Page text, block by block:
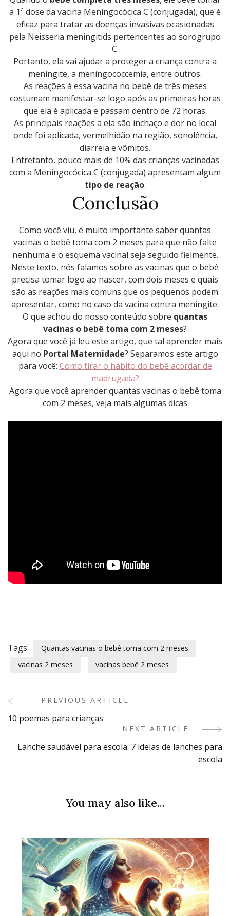
a 1ª dose da vacina Meningocócica C (conjugada), que é
eficaz para tratar as doenças invasivas ocasionadas
pela Neisseria meningitids pertencentes ao sorogrupo
C.
Portanto, ela vai ajudar a proteger a criança contra a
meningite, a meningococcemia, entre outros.
As reações à essa vacina no bebê de três meses
costumam manifestar-se logo após as primeiras horas
que ela é aplicada e passam dentro de 72 horas.
As principais reações a ela são inchaço e dor no local
onde foi aplicada, vermelhidão na região, sonolência,
diarreia e vômitos.
Entretanto, pouco mais de 10% das crianças vacinadas
com a Meningocócica C (conjugada) apresentam algum
tipo de reação.
Conclusão
Como você viu, é muito importante saber quantas
vacinas o bebê toma com 2 meses para que não falte
nenhuma e o esquema vacinal seja seguido fielmente.
Neste texto, nós falamos sobre as vacinas que o bebê
precisa tomar logo ao nascer, com dois meses e quais
são as reações mais comuns que os pequenos podem
apresentar, como no caso da vacina contra meningite.
O que achou do nosso conteúdo sobre quantas
vacinas o bebê toma com 2 meses?
Agora que você já leu este artigo, que tal aprender mais
aqui no Portal Maternidade? Separamos este artigo
para você: Como tirar o hábito do bebê acordar de
madrugada?
Agora que você aprender quantas vacinas o bebê toma
com 2 meses, veja mais algumas dicas
Tags:
Quantas vacinas o bebê toma com 2 meses
vacinas 2 meses
vacinas bebê 2 meses
Post
Navigation
PREVIOUS ARTICLE
10 poemas para crianças
NEXT ARTICLE
Lanche saudável para escola: 7 ideias de lanches para
escola
You may also like...